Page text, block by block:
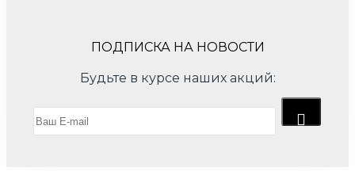
ПОДПИСКА НА НОВОСТИ
Будьте в курсе наших акций: